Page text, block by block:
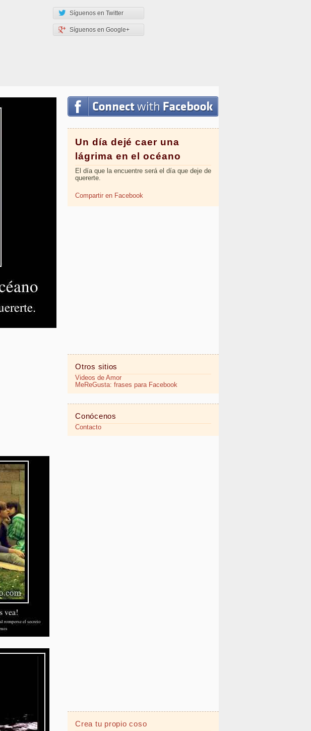
Un día dejé caer una
lágrima en el océano
El día que la encuentre será el día que deje de
quererte.
Compartir en Facebook
Otros sitios
Videos de Amor
MeReGusta: frases para Facebook
Conócenos
Contacto
Crea tu propiocoso
Síguenos en Twitter
Síguenos en Google+